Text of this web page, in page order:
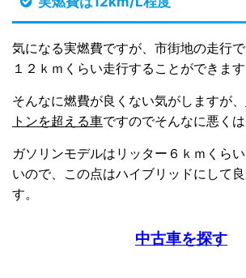
気になる実燃費ですが、市街地の走行
１２ｋｍくらい走行することができます
そんなに燃費が良くない気がしますが、
トンを超える車ですのでそんなに悪くは
ガソリンモデルはリッター６ｋｍくら
いので、この点はハイブリッドにして
す。
中古車を探す